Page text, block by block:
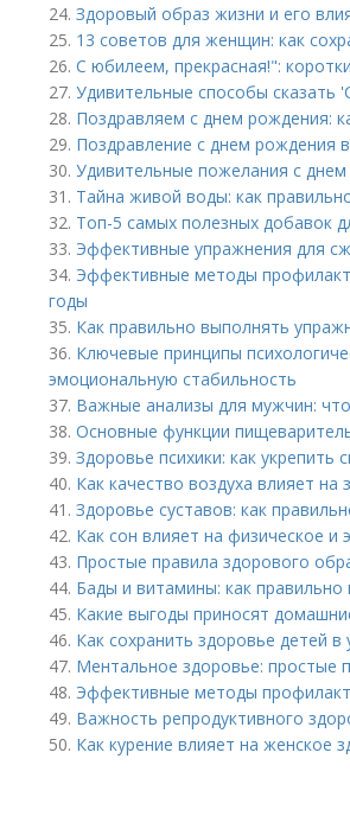
24. Здоровый образ жизни и его
25. 13 советов для женщин: как
26. С юбилеем, прекрасная!":
27. Удивительные способы сказать
28. Поздравляем с днем рождения:
29. Поздравление с днем рождения
30. Удивительные пожелания с
31. Тайна живой воды: как
32. Топ-5 самых полезных добавок
33. Эффективные упражнения для
34. Эффективные методы
годы
35. Как правильно выполнять
36. Ключевые принципы
эмоциональную стабильность
37. Важные анализы для мужчин:
38. Основные функции
39. Здоровье психики: как укрепить
40. Как качество воздуха влияет на
41. Здоровье суставов: как
42. Как сон влияет на физическое и
43. Простые правила здорового
44. Бады и витамины: как
45. Какие выгоды приносят
46. Как сохранить здоровье детей
47. Ментальное здоровье: простые
48. Эффективные методы
49. Важность репродуктивного
50. Как курение влияет на женское